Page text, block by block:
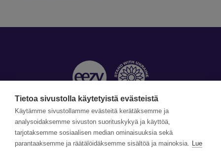
Yhteystiedot »
©Copyright Eezy 2026
Tietoa sivustolla käytetyistä evästeistä
Käytämme sivustollamme evästeitä kerätäksemme ja
analysoidaksemme sivuston suorituskykyä ja käyttöä,
tarjotaksemme sosiaalisen median ominaisuuksia sekä
parantaaksemme ja räätälöidäksemme sisältöä ja mainoksia. Lue